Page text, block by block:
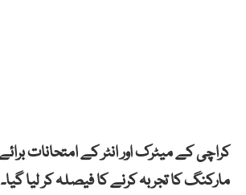
مارکنگ کا تجربہ کرنے کا فیصلہ کر لیا گیا۔